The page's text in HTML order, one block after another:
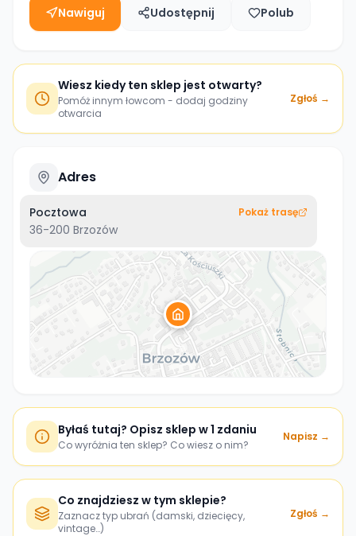
Nawiguj Udostępnij Polub
Wiesz kiedy ten sklep jest otwarty?
Pomóż innym łowcom - dodaj godziny
otwarcia
Zgłoś →
Adres
Pocztowa
36-200 Brzozów
Pokaż trasę
Byłaś tutaj? Opisz sklep w 1 zdaniu
Co wyróżnia ten sklep? Co wiesz o nim?
Napisz →
Co znajdziesz w tym sklepie?
Zaznacz typ ubrań (damski, dziecięcy,
vintage…)
Zgłoś →